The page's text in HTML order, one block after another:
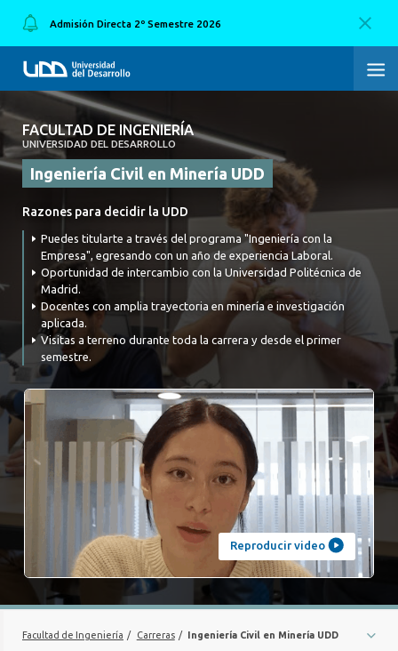
FACULTAD DE INGENIERÍA
UNIVERSIDAD DEL DESARROLLO
FACULTAD DE INGENIERÍA
INICIO
FACULTAD DE INGENIERÍA
CARRERAS
POSTGRADOS Y EDUCACIÓN CONTINUA
INNOVACIÓN Y EMPRENDIMIENTO
INVESTIGACIÓN
VINCULACIÓN CON EL MEDIO
ALUMNI
EVENTOS
Admisión Directa 2º Semestre 2026
Ingeniería Civil en Minería UDD
Razones para decidir la UDD
Puedes titularte a través del programa "Ingeniería con la
Empresa", egresando con un año de experiencia Laboral.
Oportunidad de intercambio con la Universidad Politécnica de
Madrid.
Docentes con amplia trayectoria en minería e investigación
aplicada.
Visitas a terreno durante toda la carrera y desde el primer
semestre.
Reproducir video
Facultad de Ingeniería / Carreras / Ingeniería Civil en Minería UDD